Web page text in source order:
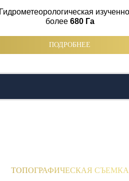
Гидрометеорологическая
более 680 Га
ПОДРОБНЕЕ
ТОПОГРАФИЧЕСКАЯ СЪЕМКА